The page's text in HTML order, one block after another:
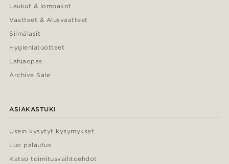
Laukut & lompakot
Vaatteet & Alusvaatteet
Silmälasit
Hygieniatuotteet
Lahjaopas
Archive Sale
ASIAKASTUKI
Usein kysytyt kysymykset
Luo palautus
Katso toimitusvaihtoehdot